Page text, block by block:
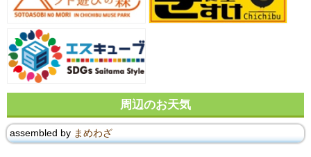
周辺のお天気
assembled by まめわざ